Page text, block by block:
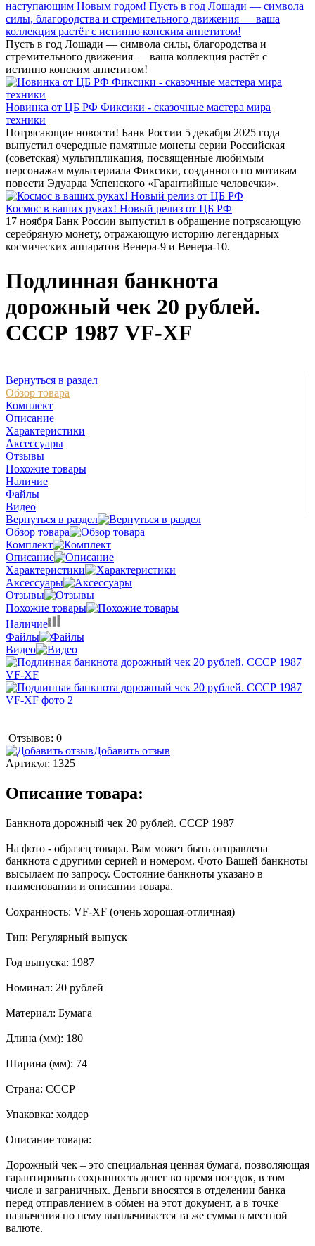
наступающим Новым годом! Пусть в год Лошади — символа
силы, благородства и стремительного движения — ваша
коллекция растёт с истинно конским аппетитом!
Пусть в год Лошади — символа силы, благородства и
стремительного движения — ваша коллекция растёт с
истинно конским аппетитом!
Новинка от ЦБ РФ Фиксики - сказочные мастера мира
техники
Потрясающие новости! Банк России 5 декабря 2025 года
выпустил очередные памятные монеты серии Российская
(советская) мультипликация, посвященные любимым
персонажам мультсериала Фиксики, созданного по мотивам
повести Эдуарда Успенского «Гарантийные человечки».
Космос в ваших руках! Новый релиз от ЦБ РФ
17 ноября Банк России выпустил в обращение потрясающую
серебряную монету, отражающую историю легендарных
космических аппаратов Венера-9 и Венера-10.
Подлинная банкнота
дорожный чек 20 рублей.
СССР 1987 VF-XF
Вернуться в раздел
Обзор товара
Комплект
Описание
Характеристики
Аксессуары
Отзывы
Похожие товары
Наличие
Файлы
Видео
Вернуться в раздел
Обзор товара
Комплект
Описание
Характеристики
Аксессуары
Отзывы
Похожие товары
Наличие
Файлы
Видео
Отзывов: 0
Добавить отзыв
Артикул: 1325
Описание товара:
Банкнота дорожный чек 20 рублей. СССР 1987
На фото - образец товара. Вам может быть отправлена
банкнота с другими серией и номером. Фото Вашей банкноты
высылаем по запросу. Состояние банкноты указано в
наименовании и описании товара.
Сохранность: VF-XF (очень хорошая-отличная)
Тип: Регулярный выпуск
Год выпуска: 1987
Номинал: 20 рублей
Материал: Бумага
Длина (мм): 180
Ширина (мм): 74
Страна: СССР
Упаковка: холдер
Описание товара:
Дорожный чек – это специальная ценная бумага, позволяющая
гарантировать сохранность денег во время поездок, в том
числе и заграничных. Деньги вносятся в отделении банка
перед отправлением в обмен на этот документ, а в точке
назначения по нему выплачивается та же сумма в местной
валюте.